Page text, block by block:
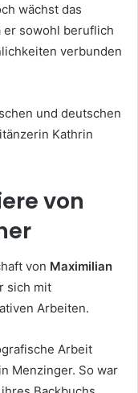
wächst das
er sowohl beruflich
verbunden
und deutschen
Kathrin
von
von Maximilian
sich mit
Arbeiten.
Arbeit
Menzinger. So war